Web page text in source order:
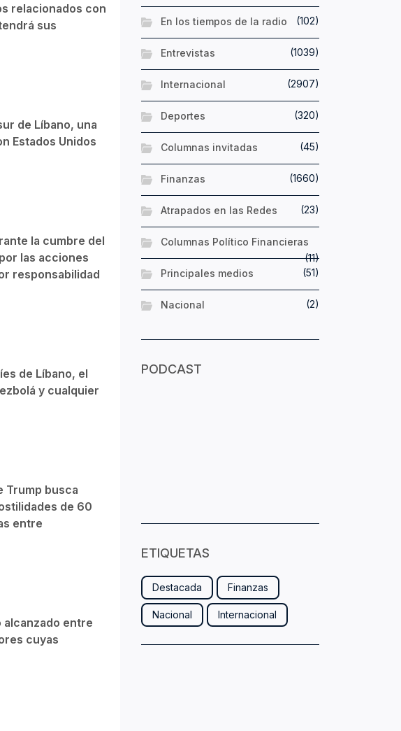
relacionados con
sus
de Líbano, una
Estados Unidos
la cumbre del
las acciones
responsabilidad
de Líbano, el
y cualquier
Trump busca
de 60
entre
alcanzado entre
cuyas
En los tiempos de la radio (102)
Entrevistas (1039)
Internacional (2907)
Deportes (320)
Columnas invitadas (45)
Finanzas (1660)
Atrapados en las Redes (23)
Columnas Político Financieras
(11)
Principales medios
(51)
Nacional (2)
PODCAST
ETIQUETAS
Destacada Finanzas
Nacional Internacional